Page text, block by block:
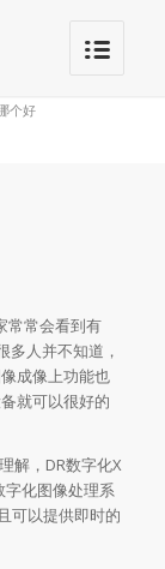
个好
常会看到有
多人并不知道，
成像上功能也
就可以很好的
解，DR数字化X
化图像处理系
可以提供即时的